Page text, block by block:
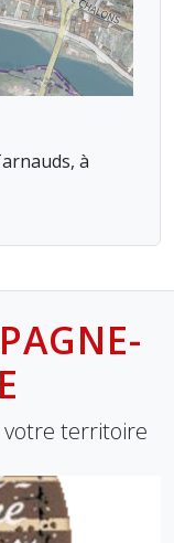
à
votre territoire